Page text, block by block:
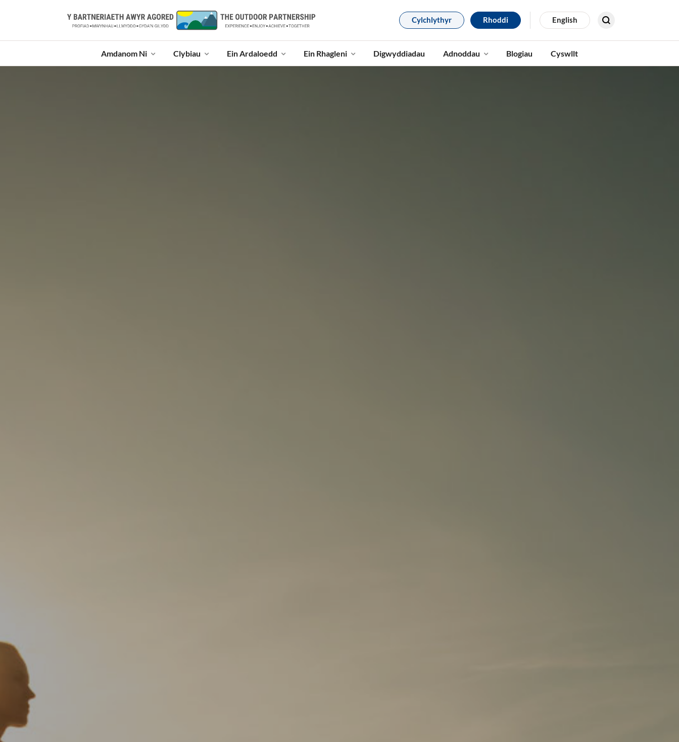
Cylchlythyr Rhoddi English
Amdanom Ni Clybiau Ein Ardaloedd Ein Rhagleni Digwyddiadau Adnoddau Blogiau Cyswllt